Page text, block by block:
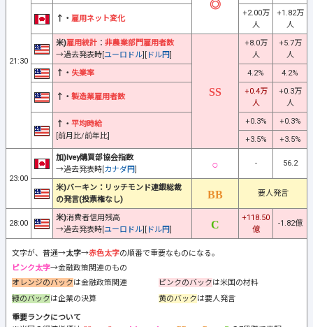
21:30
↑・ 雇用ネット変化
+2.00万
人
+1.82万
人
米)雇用統計 ： 非農業部門雇用者数
→過去発表時[ユーロドル][ ドル円]
+8.0万
人
+5.7万
人
↑・ 失業率 4.2% 4.2%
↑・ 製造業雇用者数
+0.4万
人
+0.3万
人
↑・ 平均時給
[前月比/前年比]
+0.3%
+0.3%
+3.5%
+3.5%
23:00
加)Ivey購買部協会指数
→過去発表時[カナダ円]
- 56.2
米)バーキン：リッチモンド連銀総裁
の発言(投票権なし)
要人発言
28:00
米)消費者信用残高
→過去発表時[ユーロドル][ ドル円]
+118.50
億
-1.82億
文字が、普通→太字→赤色太字の順番で重要なものになる。
ピンク太字→金融政策関連のもの
オレンジのバックは金融政策関連 ピンクのバックは米国の材料
緑のバックは企業の決算 黄のバックは要人発言
重要ランクについて